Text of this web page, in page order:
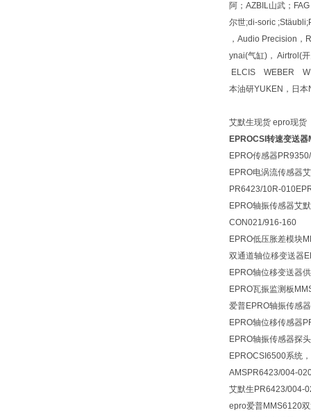
阿；AZBIL山武；
尔世;di-soric
，Audio Precision
ynai(气缸)， Airtrol(
ELCIS WEBER
本油研YUKEN，日本
艾默生现货 epro现货
EPROCSI转速变送
EPRO传感器
EPRO电涡流传感器
PR6423/10R-
EPRO轴振传感器艾
CON021/916-160
EPRO低压胀差模块
双通道轴位移变送器
EPRO轴位移变送器
EPRO瓦振监测板
爱普EPRO轴振传感
EPRO轴位移传感器
EPRO轴振传感器探
EPROCSI6500系统
AMSPR6423/004-
艾默生PR6423/004-
epro爱普MMS6120